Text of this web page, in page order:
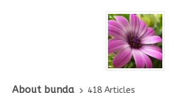
About bunda
418 Articles